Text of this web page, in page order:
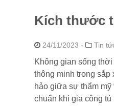
Kích thước
24/11/2023 - Tin
Không gian sống
thông minh trong sắp
hảo giữa sự thẩm
chuẩn khi gia công